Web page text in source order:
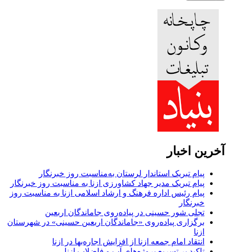
آخرین اخبار
پیام تبریک استاندار لرستان به‌مناسبت روز خبرنگار
پیام تبریک مدیر جهاد کشاورزی ازنا به مناسبت روز خبرنگار
پیام رئیس اداره فرهنگ و ارشاد اسلامی ازنا به مناسبت روز
خبرنگار
تجلی شور حسینی در پیاده‌روی جاماندگان اربعین
برگزاری پیاده‌روی «جاماندگان اربعین حسینی» در شهرستان
ازنا
انتقاد امام جمعه ازنا از افزایش اجاره‌بها در ازنا